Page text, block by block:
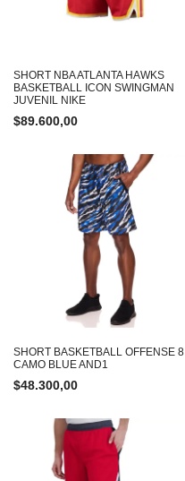
SHORT NBA ATLANTA HAWKS
BASKETBALL ICON SWINGMAN
JUVENIL NIKE
$89.600,00
SHORT BASKETBALL OFFENSE 8
CAMO BLUE AND1
$48.300,00